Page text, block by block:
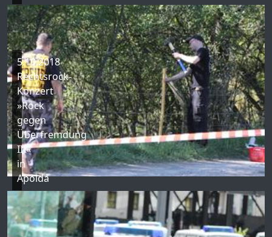
5.10.2018
Rechtsrock-
Konzert
»Rock
gegen
Überfremdung
III«
in
Apolda